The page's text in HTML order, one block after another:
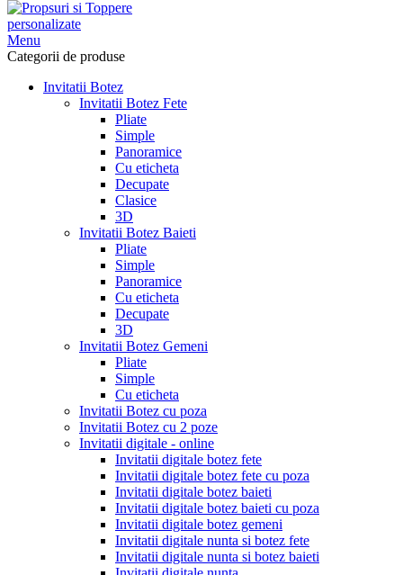
Menu
Categorii de produse
Invitatii Botez
Invitatii Botez Fete
Pliate
Simple
Panoramice
Cu eticheta
Decupate
Clasice
3D
Invitatii Botez Baieti
Pliate
Simple
Panoramice
Cu eticheta
Decupate
3D
Invitatii Botez Gemeni
Pliate
Simple
Cu eticheta
Invitatii Botez cu poza
Invitatii Botez cu 2 poze
Invitatii digitale - online
Invitatii digitale botez fete
Invitatii digitale botez fete cu poza
Invitatii digitale botez baieti
Invitatii digitale botez baieti cu poza
Invitatii digitale botez gemeni
Invitatii digitale nunta si botez fete
Invitatii digitale nunta si botez baieti